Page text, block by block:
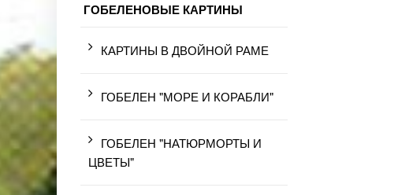
ГОБЕЛЕНОВЫЕ КАРТИНЫ
КАРТИНЫ В ДВОЙНОЙ РАМЕ
ГОБЕЛЕН "МОРЕ И КОРАБЛИ"
ГОБЕЛЕН "НАТЮРМОРТЫ И
ЦВЕТЫ"